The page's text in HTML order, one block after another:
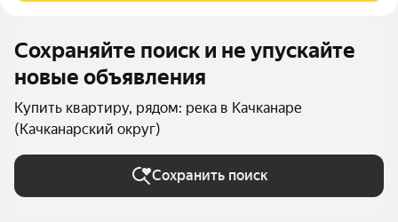
Сохраняйте поиск и не упускайте
новые объявления
Купить квартиру, рядом: река в Качканаре
(Качканарский округ)
Сохранить поиск